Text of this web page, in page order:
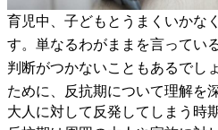
育児中、子どもとうまくいかな
す。単なるわがままを言ってい
判断がつかないこともあるでし
ために、反抗期について理解を
大人に対して反発してしまう時